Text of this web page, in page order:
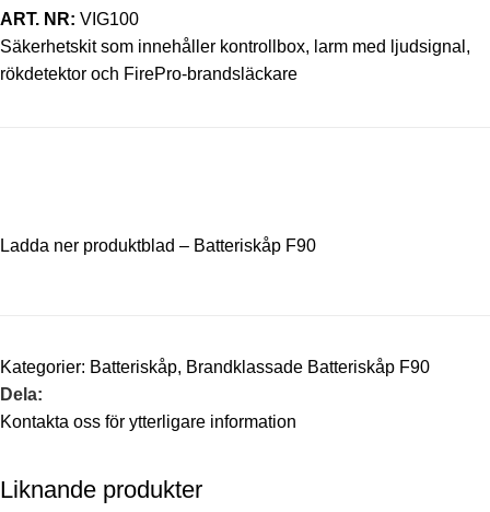
ART. NR: VIG100
Säkerhetskit som innehåller kontrollbox, larm med ljudsignal,
rökdetektor och FirePro-brandsläckare
Ladda ner produktblad – Batteriskåp F90
Kategorier: Batteriskåp, Brandklassade Batteriskåp F90
Dela:
Kontakta oss för ytterligare information
Liknande produkter